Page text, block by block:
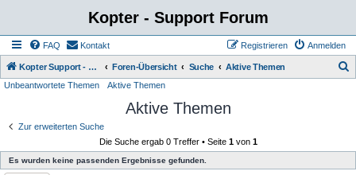
Kopter - Support Forum
FAQ Kontakt Anmelden
Registrieren
Kopter Support - von Anwendern für Anwender. Foren-Übersicht Suche Aktive Themen
Unbeantwortete Themen Aktive Themen
Aktive Themen
Zur erweiterten Suche
Die Suche ergab 0 Treffer • Seite 1von 1
Es wurden keine passenden Ergebnisse gefunden.